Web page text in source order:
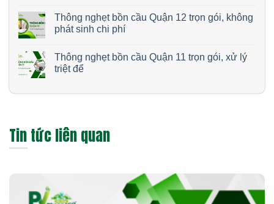
Thông nghẹt bồn cầu Quận 12 trọn gói, không
phát sinh chi phí
Thông nghẹt bồn cầu Quận 11 trọn gói, xử lý
triệt để
Tin tức liên quan